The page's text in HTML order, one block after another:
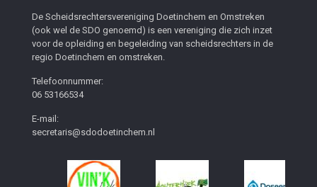
De Scheidsrechtersvereniging Doetinchem en Omstreken
(ook wel de SDO genoemd) is een vereniging die zich inzet
voor de opleiding en begeleiding van scheidsrechters in de
regio Doetinchem en omstreken.
Telefoonnummer:
06 53166534
E-mail:
secretaris@sdodoetinchem.nl